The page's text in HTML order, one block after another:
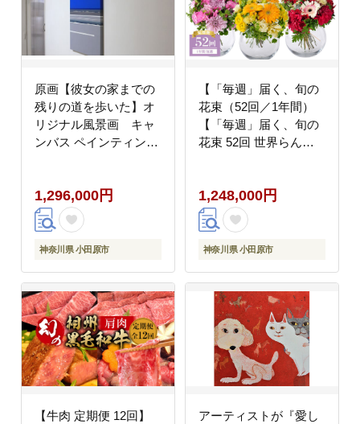
原画【彼女の家までの
残りの道を歩いた】オ
リジナル風景画 キャ
ンバス ペインティン
品 心象風景 子供の
頃見た風景 海 空
山
1,296,000円
神奈川県 小田原市
【「毎週」届く、旬の
花束（52回／1年間）
【「毎週」届く、旬の
花束 52回 世界らん展
ンテスト受賞 贈り物 お
花の定期便 １年間届く
花束 フラワーライフ 神
奈川県 小田原市 】
1,248,000円
神奈川県 小田原市
【牛肉 定期便 12回】
アーティストが『愛し